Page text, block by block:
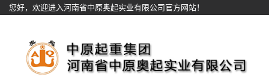
您好，欢迎进入河南省中原奥起实业有限公司官方网站！